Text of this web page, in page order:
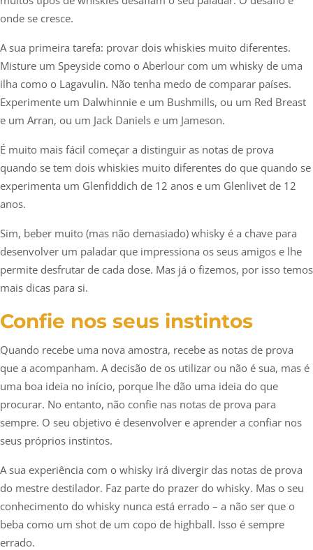
onde se cresce.
A sua primeira tarefa: provar dois whiskies muito diferentes.
Misture um Speyside como o Aberlour com um whisky de uma
ilha como o Lagavulin. Não tenha medo de comparar países.
Experimente um Dalwhinnie e um Bushmills, ou um Red Breast
e um Arran, ou um Jack Daniels e um Jameson.
É muito mais fácil começar a distinguir as notas de prova
quando se tem dois whiskies muito diferentes do que quando se
experimenta um Glenfiddich de 12 anos e um Glenlivet de 12
anos.
Sim, beber muito (mas não demasiado) whisky é a chave para
desenvolver um paladar que impressiona os seus amigos e lhe
permite desfrutar de cada dose. Mas já o fizemos, por isso temos
mais dicas para si.
Confie nos seus instintos
Quando recebe uma nova amostra, recebe as notas de prova
que a acompanham. A decisão de os utilizar ou não é sua, mas é
uma boa ideia no início, porque lhe dão uma ideia do que
procurar. No entanto, não confie nas notas de prova para
sempre. O seu objetivo é desenvolver e aprender a confiar nos
seus próprios instintos.
A sua experiência com o whisky irá divergir das notas de prova
do mestre destilador. Faz parte do prazer do whisky. Mas o seu
conhecimento do whisky nunca está errado – a não ser que o
beba como um shot de um copo de highball. Isso é sempre
errado.